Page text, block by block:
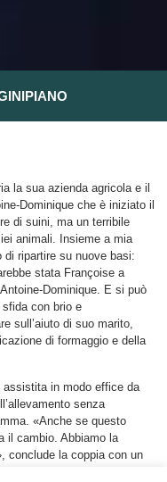
PIANO
la sua azienda agricola e il
Dominique che è iniziato il
di suini, ma un terribile
animali. Insieme a mia
ripartire su nuove basi:
stata Françoise a
Dominique. E si può
con brio e
sull’aiuto di suo marito,
di formaggio e della
assistita in modo effice da
senza
«Anche se questo
il cambio. Abbiamo la
conclude la coppia con un